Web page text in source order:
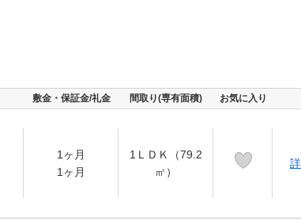
敷金・保証金/礼金 間取り(専有面積) お気に入り
1ヶ月
1ヶ月
1ＬＤＫ（79.2
㎡）